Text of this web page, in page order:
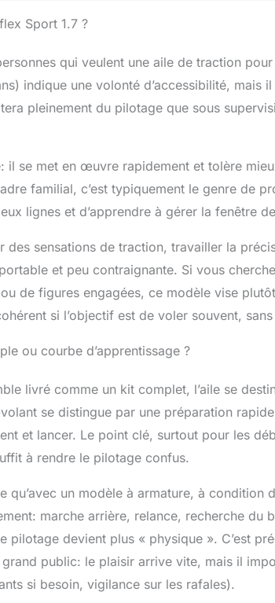
Sport 1.7 ?
qui veulent une aile de traction
indique une volonté d’accessibilité, mais
pleinement du pilotage que sous
se met en œuvre rapidement et tolère
familial, c’est typiquement le genre de
lignes et d’apprendre à gérer la fenêtre
des sensations de traction, travailler la
et peu contraignante. Si vous
de figures engagées, ce modèle vise
si l’objectif est de voler souvent,
ou courbe d’apprentissage ?
livré comme un kit complet, l’aile se
se distingue par une préparation
et lancer. Le point clé, surtout pour les
à rendre le pilotage confus.
un modèle à armature, à condition
marche arrière, relance, recherche du
devient plus « physique ». C’est
public: le plaisir arrive vite, mais il
si besoin, vigilance sur les rafales).